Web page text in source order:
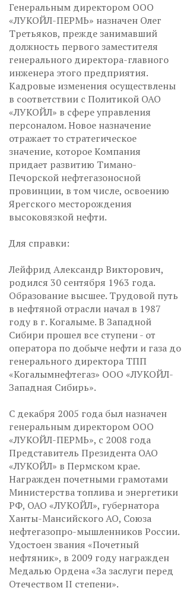
Генеральным директором ООО
«ЛУКОЙЛ-ПЕРМЬ» назначен Олег
Третьяков, прежде занимавший
должность первого заместителя
генерального директора-главного
инженера этого предприятия.
Кадровые изменения осуществлены
в соответствии с Политикой ОАО
«ЛУКОЙЛ» в сфере управления
персоналом. Новое назначение
отражает то стратегическое
значение, которое Компания
придает развитию Тимано-
Печорской нефтегазоносной
провинции, в том числе, освоению
Ярегского месторождения
высоковязкой нефти.
Для справки:
Лейфрид Александр Викторович,
родился 30 сентября 1963 года.
Образование высшее. Трудовой путь
в нефтяной отрасли начал в 1987
году в г. Когалыме. В Западной
Сибири прошел все ступени - от
оператора по добыче нефти и газа до
генерального директора ТПП
«Когалымнефтегаз» ООО «ЛУКОЙЛ-
Западная Сибирь».
С декабря 2005 года был назначен
генеральным директором ООО
«ЛУКОЙЛ-ПЕРМЬ», с 2008 года
Представитель Президента ОАО
«ЛУКОЙЛ» в Пермском крае.
Награжден почетными грамотами
Министерства топлива и энергетики
РФ, OAO «ЛУКОЙЛ», губернатора
Ханты-Мансийского АО, Союза
нефтегазопро-мышленников России.
Удостоен звания «Почетный
нефтяник», в 2009 году награжден
Медалью Ордена «За заслуги перед
Отечеством II степени».